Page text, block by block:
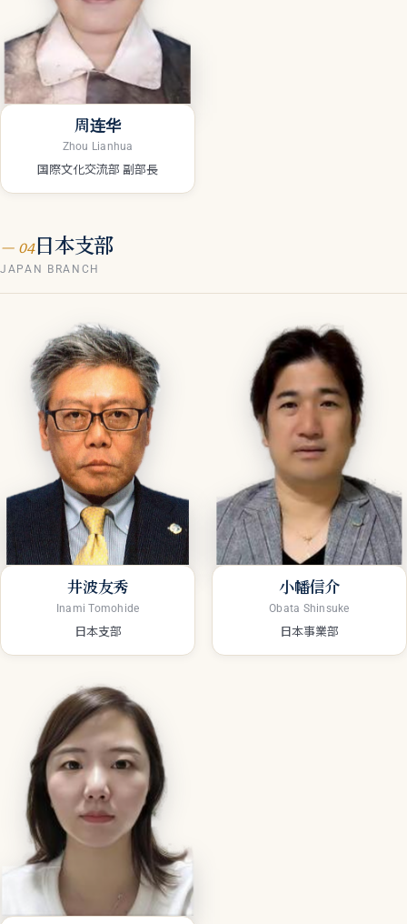
周连华
Zhou Lianhua
国際文化交流部 副部長
— 04日本支部
JAPAN BRANCH
井波友秀
Inami Tomohide
日本支部
小幡信介
Obata Shinsuke
日本事業部